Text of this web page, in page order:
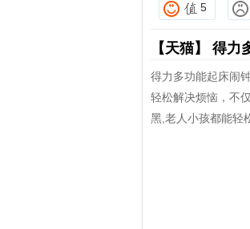
5
【天猫】 得力
得力多功能起床闹
轻松解决烦恼，不
黑,老人小孩都能轻